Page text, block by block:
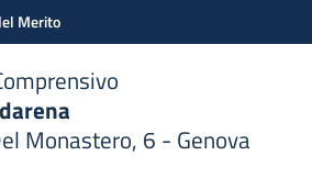
Merito
Monastero, 6 - Genova